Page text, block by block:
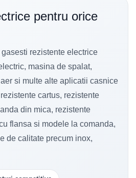
pentru orice
rezistente electrice
masina de spalat,
si multe alte aplicatii casnice
cartus, rezistente
din mica, rezistente
flansa si modele la comanda,
de calitate precum inox,